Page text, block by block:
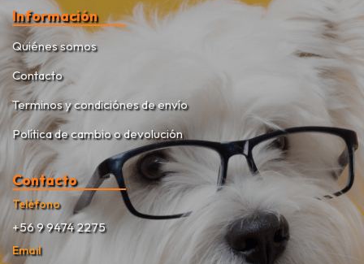
Información
Quiénes somos
Contacto
Terminos y condiciónes de envío
Política de cambio o devolución
Contacto
Teléfono
+56 9 9474 2275
Email